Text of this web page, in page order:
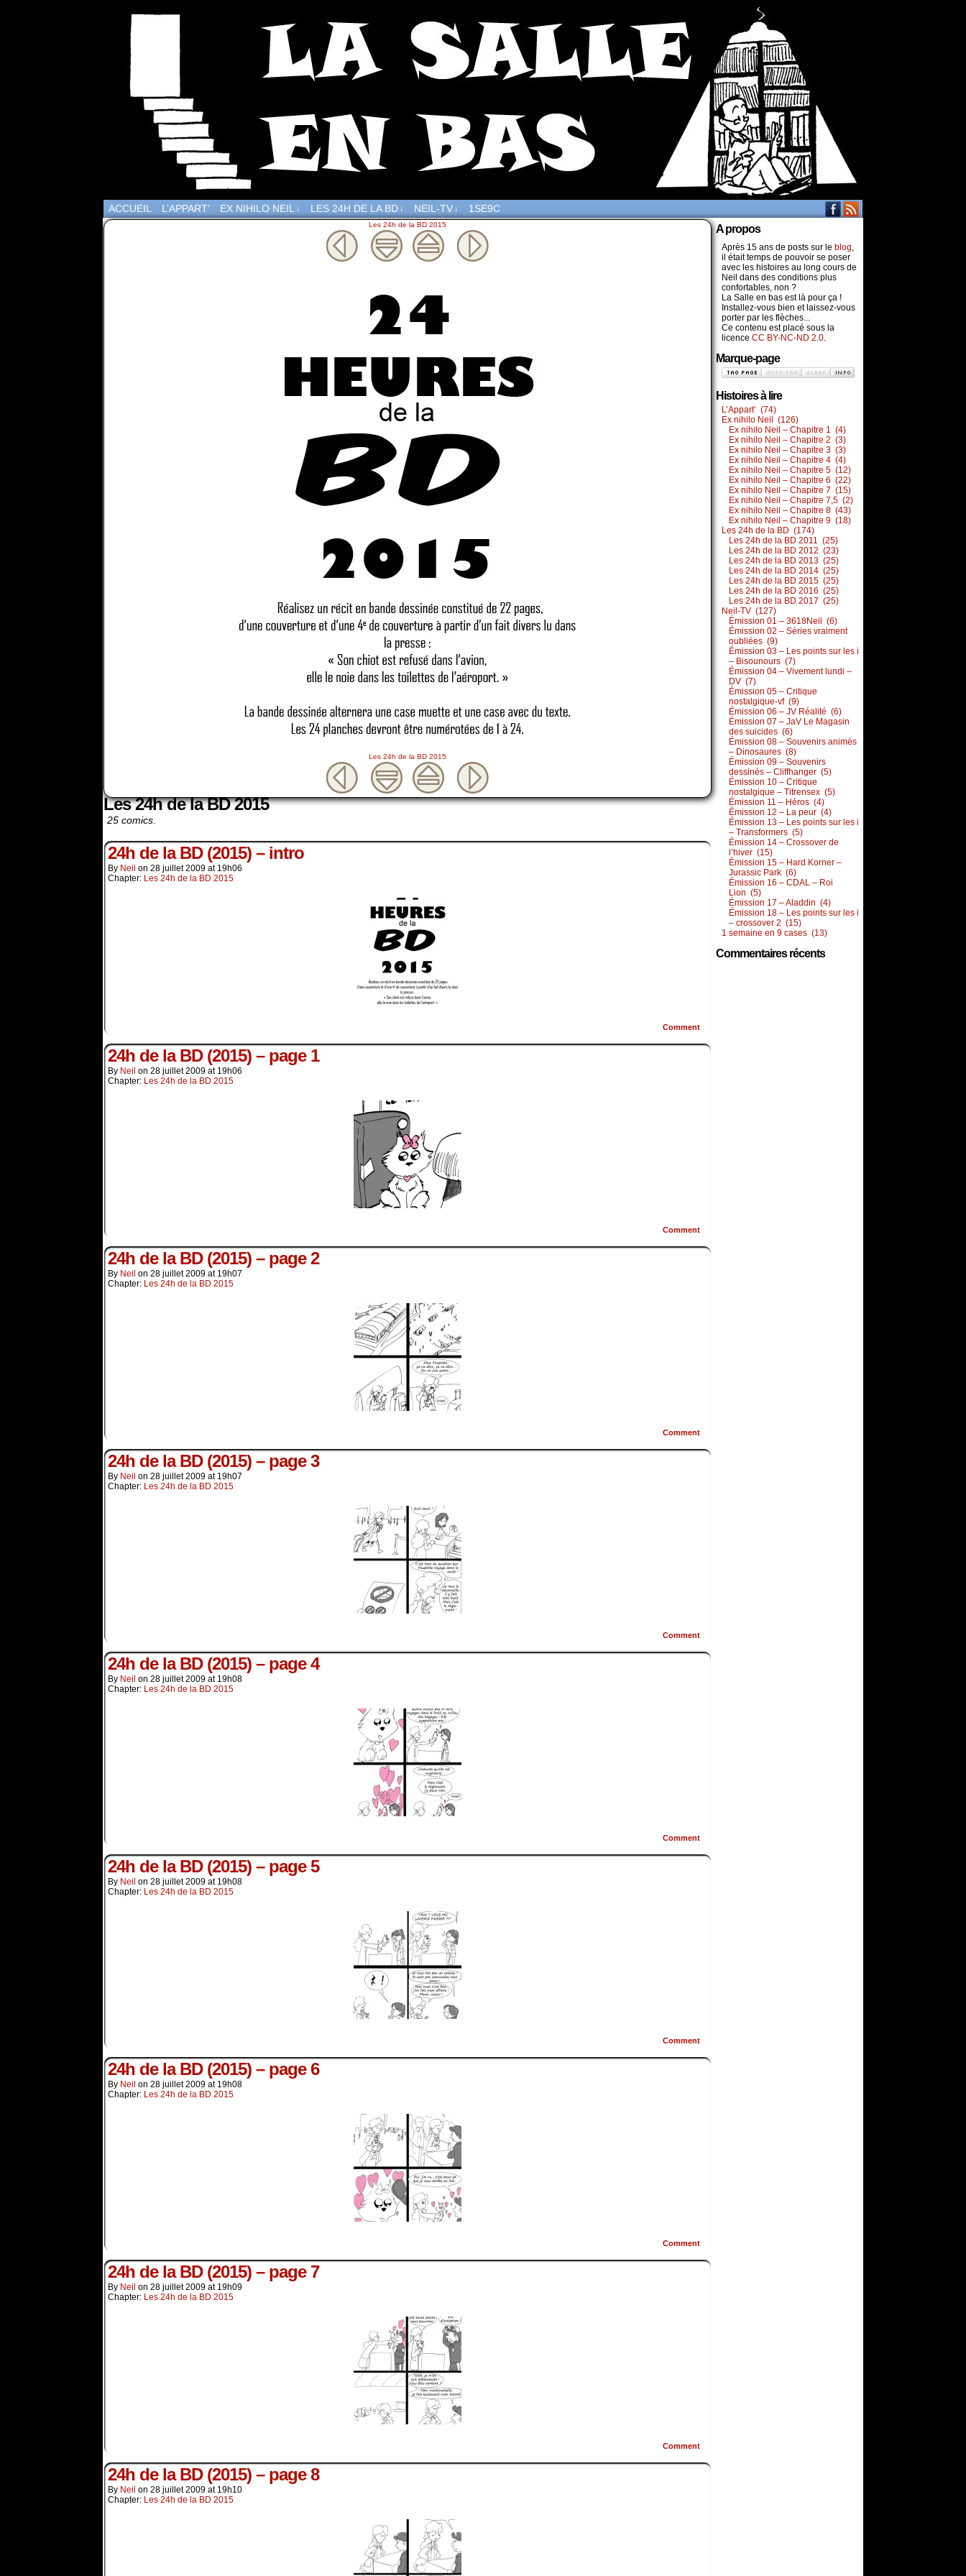
ACCUEIL L’APPART’ EX NIHILO NEIL ↓ LES 24H DE LA BD ↓ NEIL-TV ↓ 1SE9C
Les 24h de la BD 2015
Les 24h de la BD 2015
Les 24h de la BD 2015
25 comics.
24h de la BD (2015) – intro
By Neil on 28 juillet 2009 at 19h06
Chapter: Les 24h de la BD 2015
Comment
24h de la BD (2015) – page 1
By Neil on 28 juillet 2009 at 19h06
Chapter: Les 24h de la BD 2015
Comment
24h de la BD (2015) – page 2
By Neil on 28 juillet 2009 at 19h07
Chapter: Les 24h de la BD 2015
Comment
24h de la BD (2015) – page 3
By Neil on 28 juillet 2009 at 19h07
Chapter: Les 24h de la BD 2015
Comment
24h de la BD (2015) – page 4
By Neil on 28 juillet 2009 at 19h08
Chapter: Les 24h de la BD 2015
Comment
24h de la BD (2015) – page 5
By Neil on 28 juillet 2009 at 19h08
Chapter: Les 24h de la BD 2015
Comment
24h de la BD (2015) – page 6
By Neil on 28 juillet 2009 at 19h08
Chapter: Les 24h de la BD 2015
Comment
24h de la BD (2015) – page 7
By Neil on 28 juillet 2009 at 19h09
Chapter: Les 24h de la BD 2015
Comment
24h de la BD (2015) – page 8
By Neil on 28 juillet 2009 at 19h10
Chapter: Les 24h de la BD 2015
A propos
Après 15 ans de posts sur le blog,
il était temps de pouvoir se poser
avec les histoires au long cours de
Neil dans des conditions plus
confortables, non ?
La Salle en bas est là pour ça !
Installez-vous bien et laissez-vous
porter par les flèches...
Ce contenu est placé sous la
licence CC BY-NC-ND 2.0.
Marque-page
Histoires à lire
L’Appart’ (74)
Ex nihilo Neil (126)
Ex nihilo Neil – Chapitre 1 (4)
Ex nihilo Neil – Chapitre 2 (3)
Ex nihilo Neil – Chapitre 3 (3)
Ex nihilo Neil – Chapitre 4 (4)
Ex nihilo Neil – Chapitre 5 (12)
Ex nihilo Neil – Chapitre 6 (22)
Ex nihilo Neil – Chapitre 7 (15)
Ex nihilo Neil – Chapitre 7,5 (2)
Ex nihilo Neil – Chapitre 8 (43)
Ex nihilo Neil – Chapitre 9 (18)
Les 24h de la BD (174)
Les 24h de la BD 2011 (25)
Les 24h de la BD 2012 (23)
Les 24h de la BD 2013 (25)
Les 24h de la BD 2014 (25)
Les 24h de la BD 2015 (25)
Les 24h de la BD 2016 (25)
Les 24h de la BD 2017 (25)
Neil-TV (127)
Émission 01 – 3618Neil (6)
Émission 02 – Séries vraiment
oubliées (9)
Émission 03 – Les points sur les i
– Bisounours (7)
Émission 04 – Vivement lundi –
DV (7)
Émission 05 – Critique
nostalgique-vf (9)
Émission 06 – JV Réalité (6)
Émission 07 – JaV Le Magasin
des suicides (6)
Émission 08 – Souvenirs animés
– Dinosaures (8)
Émission 09 – Souvenirs
dessinés – Cliffhanger (5)
Émission 10 – Critique
nostalgique – Titrensex (5)
Émission 11 – Héros (4)
Émission 12 – La peur (4)
Émission 13 – Les points sur les i
– Transformers (5)
Émission 14 – Crossover de
l’hiver (15)
Émission 15 – Hard Korner –
Jurassic Park (6)
Émission 16 – CDAL – Roi
Lion (5)
Émission 17 – Aladdin (4)
Émission 18 – Les points sur les i
– crossover 2 (15)
1 semaine en 9 cases (13)
Commentaires récents